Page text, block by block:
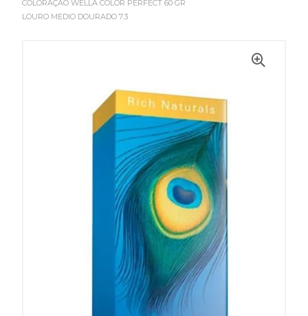
COLORAÇÃO WELLA COLOR PERFECT 60 GR
LOURO MEDIO DOURADO 7.3